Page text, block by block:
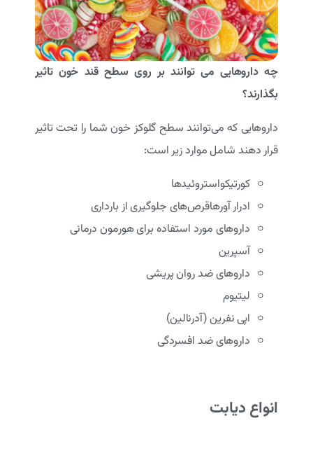
چه داروهایی می توانند بر روی سطح قند خون تاثیر
بگذارند؟
داروهایی که می‌توانند سطح گلوکز خون شما را تحت تاثیر
قرار دهند شامل موارد زیر است:
کورتیکواستروئیدها
ادرار آورهاقرص‌های جلوگیری از بارداری
داروهای مورد استفاده برای هورمون درمانی
آسپرین
داروهای ضد روان پریشی
لیتیوم
اپی نفرین (آدرنالین)
داروهای ضد افسردگی
انواع دیابت